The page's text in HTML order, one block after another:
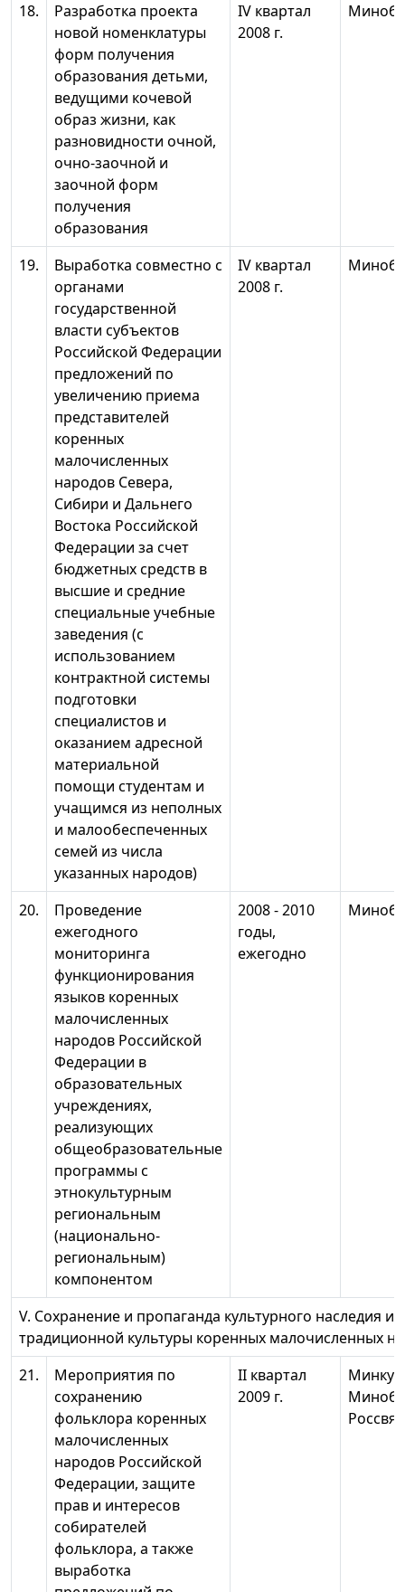
18.
Разработка проекта
новой номенклатуры
форм получения
образования детьми,
ведущими кочевой
образ жизни, как
разновидности очной,
очно-заочной и
заочной форм
получения
образования
IV квартал
2008 г.
19.
Выработка совместно с
органами
государственной
власти субъектов
Российской Федерации
предложений по
увеличению приема
представителей
коренных
малочисленных
народов Севера,
Сибири и Дальнего
Востока Российской
Федерации за счет
бюджетных средств в
высшие и средние
специальные учебные
заведения (с
использованием
контрактной системы
подготовки
специалистов и
оказанием адресной
материальной
помощи студентам и
учащимся из неполных
и малообеспеченных
семей из числа
указанных народов)
IV квартал
2008 г.
20.
Проведение
ежегодного
мониторинга
функционирования
языков коренных
малочисленных
народов Российской
Федерации в
образовательных
учреждениях,
реализующих
общеобразовательные
программы с
этнокультурным
региональным
(национально-
региональным)
компонентом
2008 - 2010
годы,
ежегодно
V. Сохранение и пропаганда культурного наследия и
традиционной культуры коренных малочисленных
21.
Мероприятия по
сохранению
фольклора коренных
малочисленных
народов Российской
Федерации, защите
прав и интересов
собирателей
фольклора, а также
выработка
II квартал
2009 г.